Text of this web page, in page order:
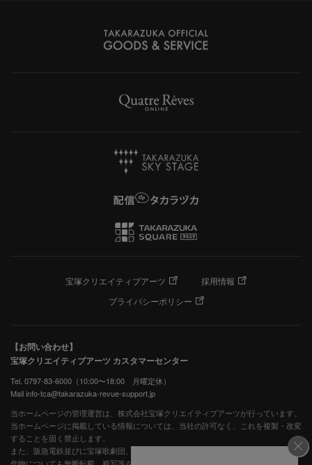
宝塚クリエイティブアーツ
採用情報
プライバシーポリシー
【お問い合わせ】
宝塚クリエイティブアーツ カスタマーセンター
Tel. 0797-83-6000（10:00〜18:00 月曜定休）
Mail info-tca@takarazuka-revue-support.jp
当ホームページの管理運営は、株式会社宝塚クリエイティブアーツが行っています。
当ホームページに掲載している情報については、当社の許可なく、これを複製・改変
することを固く禁止します。
また、阪急電鉄並びに宝塚歌劇団、宝塚クリエイティブアーツの出版物ほか写真等著